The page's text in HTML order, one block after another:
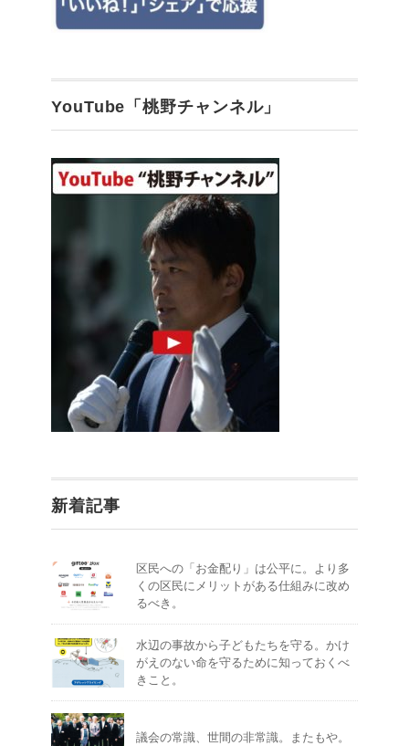
YouTube「桃野チャンネル」
新着記事
区民への「お金配り」は公平に。より多
くの区民にメリットがある仕組みに改め
るべき。
水辺の事故から子どもたちを守る。かけ
がえのない命を守るために知っておくべ
きこと。
議会の常識、世間の非常識。またもや。